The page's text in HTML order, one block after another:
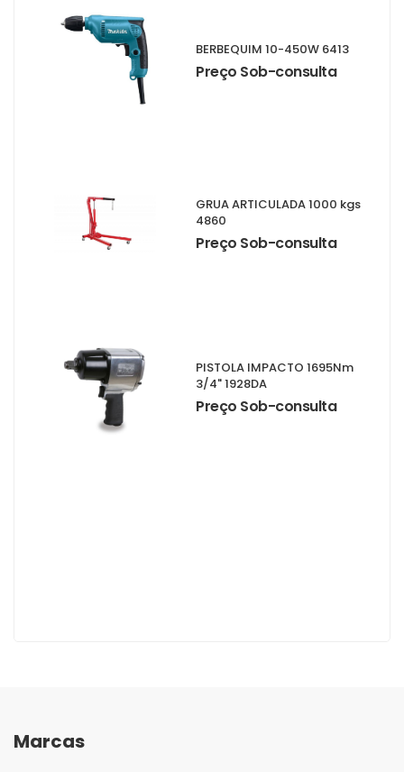
BERBEQUIM 10-450W 6413
Preço Sob-consulta
GRUA ARTICULADA 1000 kgs
4860
Preço Sob-consulta
PISTOLA IMPACTO 1695Nm
3/4" 1928DA
Preço Sob-consulta
Marcas